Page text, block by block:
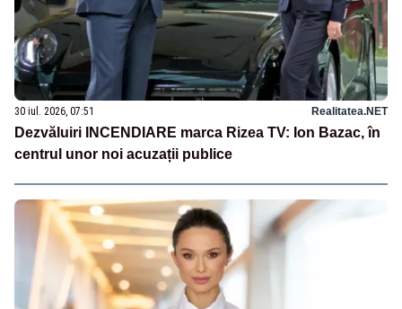
30 iul. 2026, 07:51 Realitatea.NET
Dezvăluiri INCENDIARE marca Rizea TV: Ion Bazac, în
centrul unor noi acuzații publice